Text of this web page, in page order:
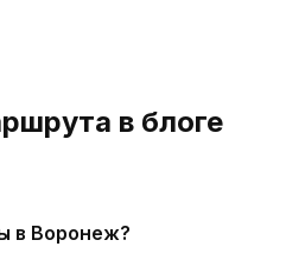
в блоге
в Воронеж?